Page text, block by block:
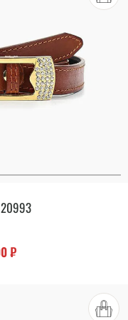
цена
₽Текущая цена: 891,00 ₽.